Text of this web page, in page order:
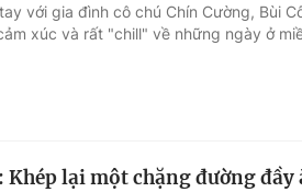
với gia đình cô chú Chín Cường, Bùi
xúc và rất "chill" về những ngày ở
Khép lại một chặng đường đầy